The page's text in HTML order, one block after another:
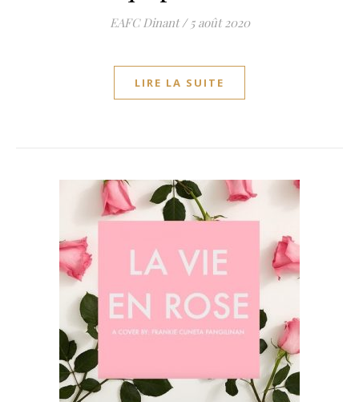
EAFC Dinant / 5 août 2020
LIRE LA SUITE